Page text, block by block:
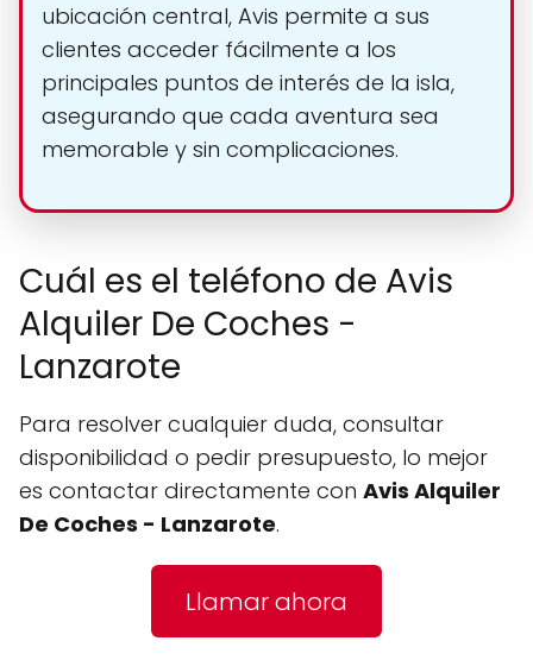
ubicación central, Avis permite a sus
clientes acceder fácilmente a los
principales puntos de interés de la isla,
asegurando que cada aventura sea
memorable y sin complicaciones.
Cuál es el teléfono de Avis
Alquiler De Coches -
Lanzarote
Para resolver cualquier duda, consultar
disponibilidad o pedir presupuesto, lo mejor
es contactar directamente con Avis Alquiler
De Coches - Lanzarote.
Llamar ahora